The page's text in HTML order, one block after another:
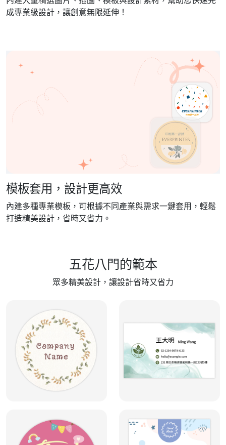
成專業級設計，讓創意無限延伸！
模板套用，設計更高效
內建多種專業模板，可根據不同產業與需求一鍵套用，輕鬆
打造精美設計，省時又省力。
五花八門的範本
眾多精美設計，讓設計省時又省力